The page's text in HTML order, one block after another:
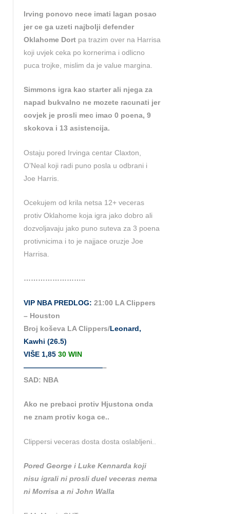
Irving ponovo nece imati lagan posao
jer ce ga uzeti najbolji defender
Oklahome Dort pa trazim over na Harrisa
koji uvjek ceka po kornerima i odlicno
puca trojke, mislim da je value margina.
Simmons igra kao starter ali njega za
napad bukvalno ne mozete racunati jer
covjek je prosli mec imao 0 poena, 9
skokova i 13 asistencija.
Ostaju pored Irvinga centar Claxton,
O’Neal koji radi puno posla u odbrani i
Joe Harris.
Ocekujem od krila netsa 12+ veceras
protiv Oklahome koja igra jako dobro ali
dozvoljavaju jako puno suteva za 3 poena
protivnicima i to je najjace oruzje Joe
Harrisa.
……………………..
VIP NBA PREDLOG: 21:00 LA Clippers
– Houston
Broj koševa LA Clippers/Leonard,
Kawhi (26.5)
VIŠE 1,85 30 WIN
———————————–
SAD: NBA
Ako ne prebaci protiv Hjustona onda
ne znam protiv koga ce..
Clippersi veceras dosta dosta oslabljeni..
Pored George i Luke Kennarda koji
nisu igrali ni prosli duel veceras nema
ni Morrisa a ni John Walla